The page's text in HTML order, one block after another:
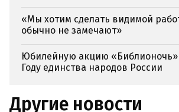
«Мы хотим сделать видимой
обычно не замечают»
Юбилейную акцию «Библионочь»
Году единства народов России
Другие новости